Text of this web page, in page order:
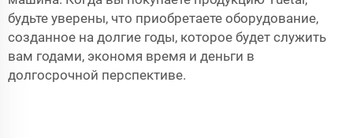
будьте уверены, что приобретаете оборудование,
созданное на долгие годы, которое будет служить
вам годами, экономя время и деньги в
долгосрочной перспективе.